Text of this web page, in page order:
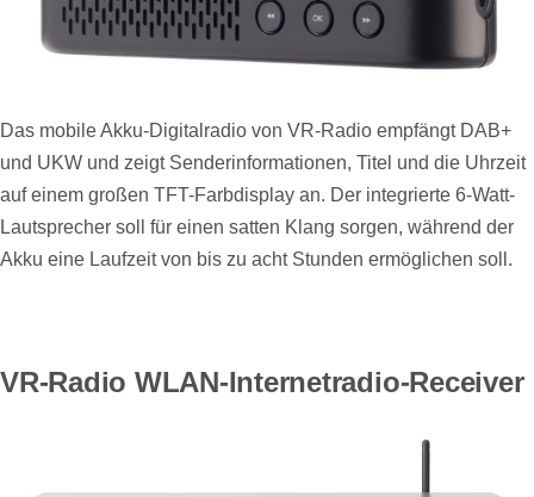
Das mobile Akku-Digitalradio von VR-Radio empfängt DAB+
und UKW und zeigt Senderinformationen, Titel und die Uhrzeit
auf einem großen TFT-Farbdisplay an. Der integrierte 6-Watt-
Lautsprecher soll für einen satten Klang sorgen, während der
Akku eine Laufzeit von bis zu acht Stunden ermöglichen soll.
VR-Radio WLAN-Internetradio-Receiver